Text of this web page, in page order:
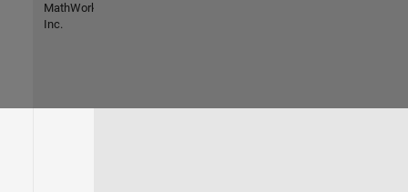
MathWorks,
Inc.